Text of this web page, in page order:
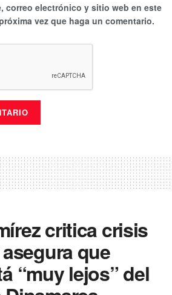
correo electrónico y sitio web en este
vez que haga un comentario.
critica crisis
que
“muy lejos” del